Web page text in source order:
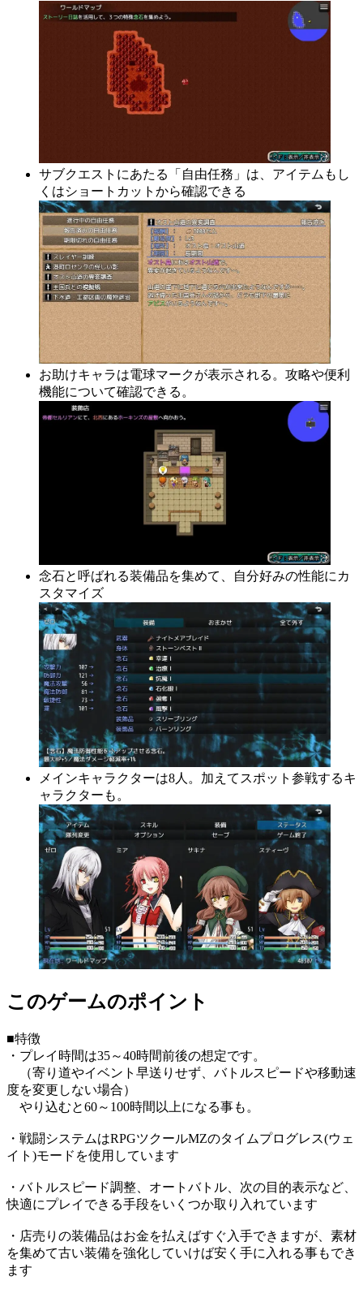
サブクエストにあたる「自由任務」は、アイテムもし
くはショートカットから確認できる
お助けキャラは電球マークが表示される。攻略や便利
機能について確認できる。
念石と呼ばれる装備品を集めて、自分好みの性能にカ
スタマイズ
メインキャラクターは8人。加えてスポット参戦するキ
ャラクターも。
このゲームのポイント
■特徴
・プレイ時間は35～40時間前後の想定です。
（寄り道やイベント早送りせず、バトルスピードや移動速
度を変更しない場合）
やり込むと60～100時間以上になる事も。
・戦闘システムはRPGツクールMZのタイムプログレス(ウェ
イト)モードを使用しています
・バトルスピード調整、オートバトル、次の目的表示など、
快適にプレイできる手段をいくつか取り入れています
・店売りの装備品はお金を払えばすぐ入手できますが、素材
を集めて古い装備を強化していけば安く手に入れる事もでき
ます